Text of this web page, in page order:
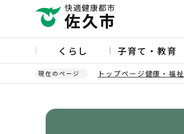
ー
の
くらし 子育て・教育
現在のページ トップページ健康・福祉